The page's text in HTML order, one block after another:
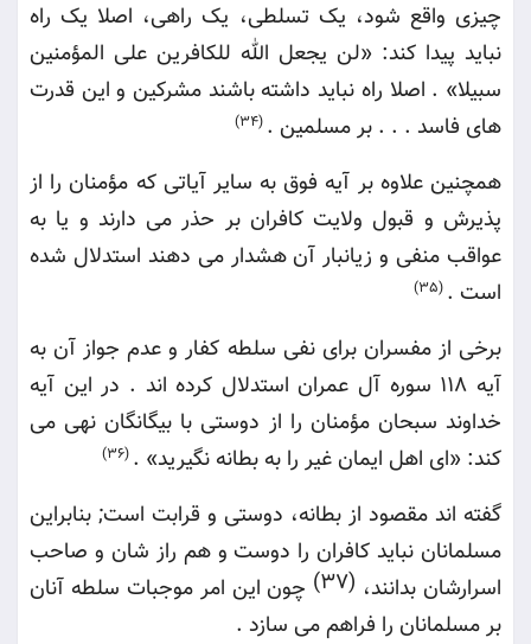
چیزی واقع شود، یک تسلطی، یک راهی، اصلا یک راه
نباید پیدا کند: «لن یجعل الله للکافرین علی المؤمنین
سبیلا» . اصلا راه نباید داشته باشند مشرکین و این قدرت
های فاسد . . . بر مسلمین .
(34)
همچنین علاوه بر آیه فوق به سایر آیاتی که مؤمنان را از
پذیرش و قبول ولایت کافران بر حذر می دارند و یا به
عواقب منفی و زیانبار آن هشدار می دهند استدلال شده
است .
(35)
برخی از مفسران برای نفی سلطه کفار و عدم جواز آن به
آیه 118 سوره آل عمران استدلال کرده اند . در این آیه
خداوند سبحان مؤمنان را از دوستی با بیگانگان نهی می
کند: «ای اهل ایمان غیر را به بطانه نگیرید» .
(36)
گفته اند مقصود از بطانه، دوستی و قرابت است; بنابراین
مسلمانان نباید کافران را دوست و هم راز شان و صاحب
اسرارشان بدانند، (37)
چون این امر موجبات سلطه آنان
بر مسلمانان را فراهم می سازد .